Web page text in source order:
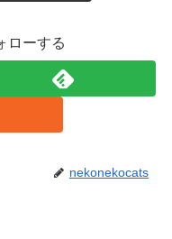
ローする
nekonekocats